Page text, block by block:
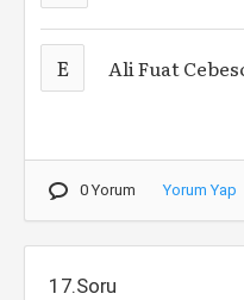
E Ali Fuat
0 Yorum Yorum Yap
17.Soru